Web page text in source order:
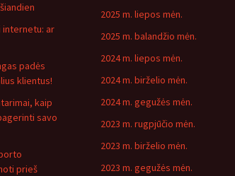
internetu: ar
padės
klientus!
kaip
savo
prieš
2025 m. liepos mėn.
2025 m. balandžio mėn.
2024 m. liepos mėn.
2024 m. birželio mėn.
2024 m. gegužės mėn.
2023 m. rugpjūčio mėn.
2023 m. birželio mėn.
2023 m. gegužės mėn.